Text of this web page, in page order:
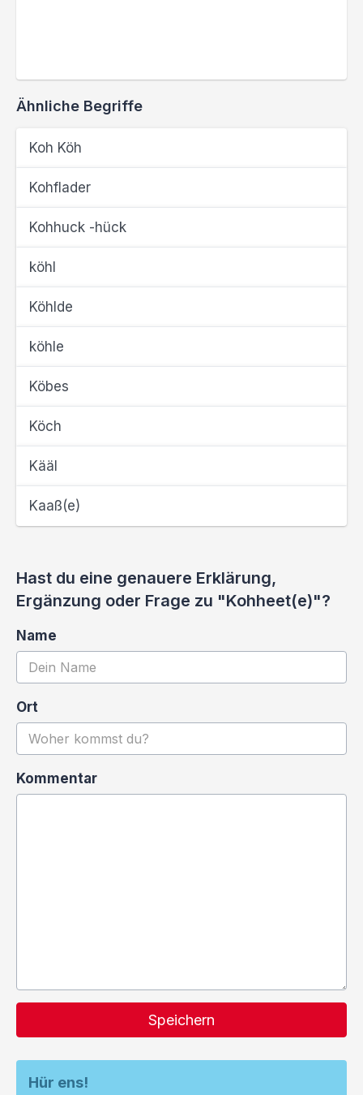
Ähnliche Begriffe
Koh Köh
Kohflader
Kohhuck -hück
köhl
Köhlde
köhle
Köbes
Köch
Kääl
Kaaß(e)
Hast du eine genauere Erklärung,
Ergänzung oder Frage zu "Kohheet(e)"?
Name
Ort
Kommentar
Speichern
Hür ens!